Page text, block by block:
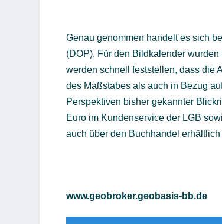
Genau genommen handelt es sich
(DOP). Für den Bildkalender
werden schnell feststellen, dass die
des Maßstabes als auch in Bezug
Perspektiven bisher gekannter
Euro im Kundenservice der LGB
auch über den Buchhandel
www.geobroker.geobasis-bb.de